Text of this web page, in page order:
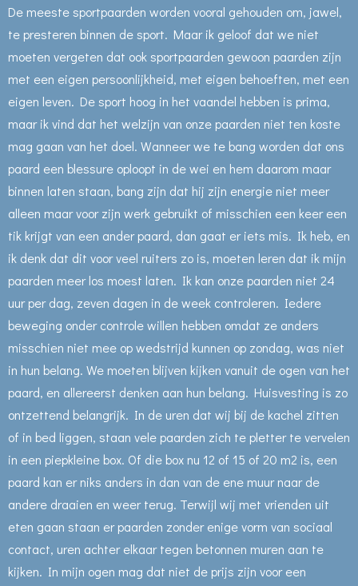
De meeste sportpaarden worden vooral gehouden om, jawel,
te presteren binnen de sport. Maar ik geloof dat we niet
moeten vergeten dat ook sportpaarden gewoon paarden zijn
met een eigen persoonlijkheid, met eigen behoeften, met een
eigen leven. De sport hoog in het vaandel hebben is prima,
maar ik vind dat het welzijn van onze paarden niet ten koste
mag gaan van het doel. Wanneer we te bang worden dat ons
paard een blessure oploopt in de wei en hem daarom maar
binnen laten staan, bang zijn dat hij zijn energie niet meer
alleen maar voor zijn werk gebruikt of misschien een keer een
tik krijgt van een ander paard, dan gaat er iets mis. Ik heb, en
ik denk dat dit voor veel ruiters zo is, moeten leren dat ik mijn
paarden meer los moest laten. Ik kan onze paarden niet 24
uur per dag, zeven dagen in de week controleren. Iedere
beweging onder controle willen hebben omdat ze anders
misschien niet mee op wedstrijd kunnen op zondag, was niet
in hun belang. We moeten blijven kijken vanuit de ogen van het
paard, en allereerst denken aan hun belang. Huisvesting is zo
ontzettend belangrijk. In de uren dat wij bij de kachel zitten
of in bed liggen, staan vele paarden zich te pletter te vervelen
in een piepkleine box. Of die box nu 12 of 15 of 20 m2 is, een
paard kan er niks anders in dan van de ene muur naar de
andere draaien en weer terug. Terwijl wij met vrienden uit
eten gaan staan er paarden zonder enige vorm van sociaal
contact, uren achter elkaar tegen betonnen muren aan te
kijken. In mijn ogen mag dat niet de prijs zijn voor een